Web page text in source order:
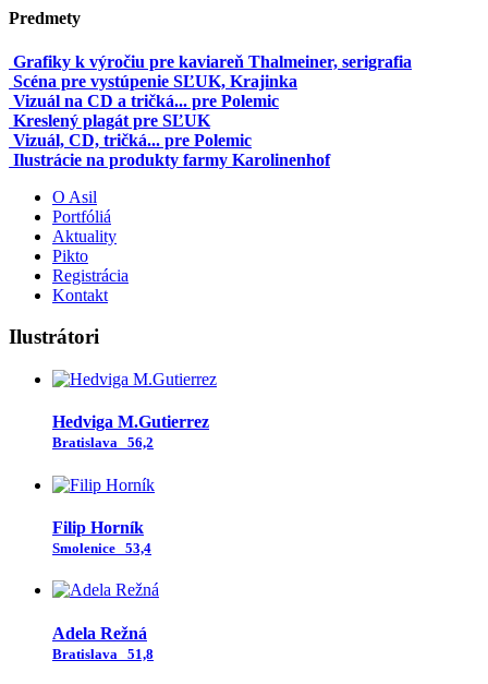
Predmety
Grafiky k výročiu pre kaviareň Thalmeiner, serigrafia
Scéna pre vystúpenie SĽUK, Krajinka
Vizuál na CD a tričká... pre Polemic
Kreslený plagát pre SĽUK
Vizuál, CD, tričká... pre Polemic
Ilustrácie na produkty farmy Karolinenhof
O Asil
Portfóliá
Aktuality
Pikto
Registrácia
Kontakt
Ilustrátori
Hedviga M.Gutierrez
Bratislava 56,2
Filip Horník
Smolenice 53,4
Adela Režná
Bratislava 51,8